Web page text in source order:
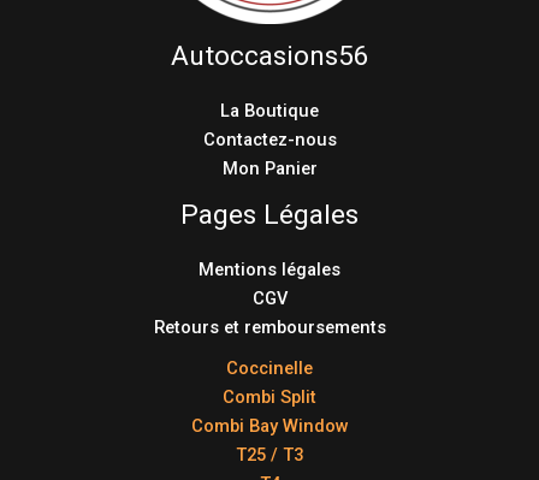
Autoccasions56
La Boutique
Contactez-nous
Mon Panier
Pages Légales
Mentions légales
CGV
Retours et remboursements
Coccinelle
Combi Split
Combi Bay Window
T25 / T3